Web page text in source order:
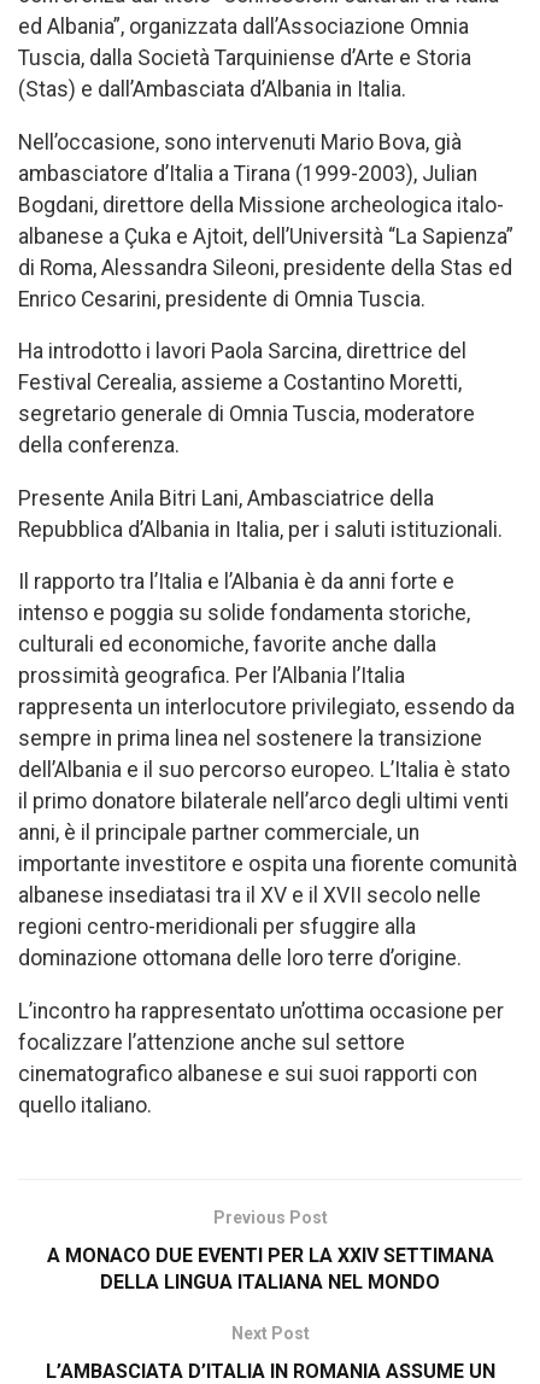
ed Albania”, organizzata dall’Associazione Omnia
Tuscia, dalla Società Tarquiniense d’Arte e Storia
(Stas) e dall’Ambasciata d’Albania in Italia.
Nell’occasione, sono intervenuti Mario Bova, già
ambasciatore d’Italia a Tirana (1999-2003), Julian
Bogdani, direttore della Missione archeologica italo-
albanese a Çuka e Ajtoit, dell’Università “La Sapienza”
di Roma, Alessandra Sileoni, presidente della Stas ed
Enrico Cesarini, presidente di Omnia Tuscia.
Ha introdotto i lavori Paola Sarcina, direttrice del
Festival Cerealia, assieme a Costantino Moretti,
segretario generale di Omnia Tuscia, moderatore
della conferenza.
Presente Anila Bitri Lani, Ambasciatrice della
Repubblica d’Albania in Italia, per i saluti istituzionali.
Il rapporto tra l’Italia e l’Albania è da anni forte e
intenso e poggia su solide fondamenta storiche,
culturali ed economiche, favorite anche dalla
prossimità geografica. Per l’Albania l’Italia
rappresenta un interlocutore privilegiato, essendo da
sempre in prima linea nel sostenere la transizione
dell’Albania e il suo percorso europeo. L’Italia è stato
il primo donatore bilaterale nell’arco degli ultimi venti
anni, è il principale partner commerciale, un
importante investitore e ospita una fiorente comunità
albanese insediatasi tra il XV e il XVII secolo nelle
regioni centro-meridionali per sfuggire alla
dominazione ottomana delle loro terre d’origine.
L’incontro ha rappresentato un’ottima occasione per
focalizzare l’attenzione anche sul settore
cinematografico albanese e sui suoi rapporti con
quello italiano.
Previous Post
A MONACO DUE EVENTI PER LA XXIV SETTIMANA
DELLA LINGUA ITALIANA NEL MONDO
Next Post
L’AMBASCIATA D’ITALIA IN ROMANIA ASSUME UN